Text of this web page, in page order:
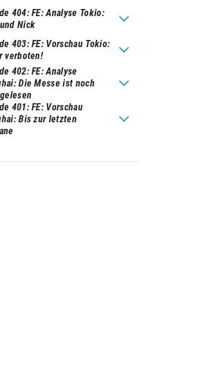
404 FE: Analyse Tokio:
Nick
403 FE: Vorschau Tokio:
verboten!
402 FE: Analyse
Die Messe ist noch
401 FE: Vorschau
Bis zur letzten